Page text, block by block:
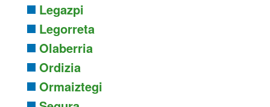
Legazpi
Legorreta
Olaberria
Ordizia
Ormaiztegi